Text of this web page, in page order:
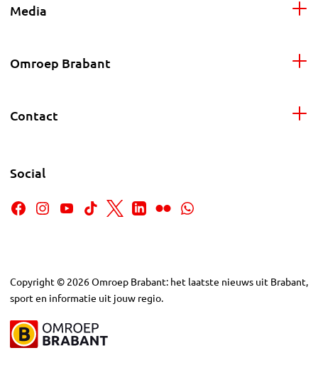
Media
Omroep Brabant
Contact
Social
Copyright © 2026Omroep Brabant: het laatste nieuws uit Brabant,
sport en informatie uit jouw regio.